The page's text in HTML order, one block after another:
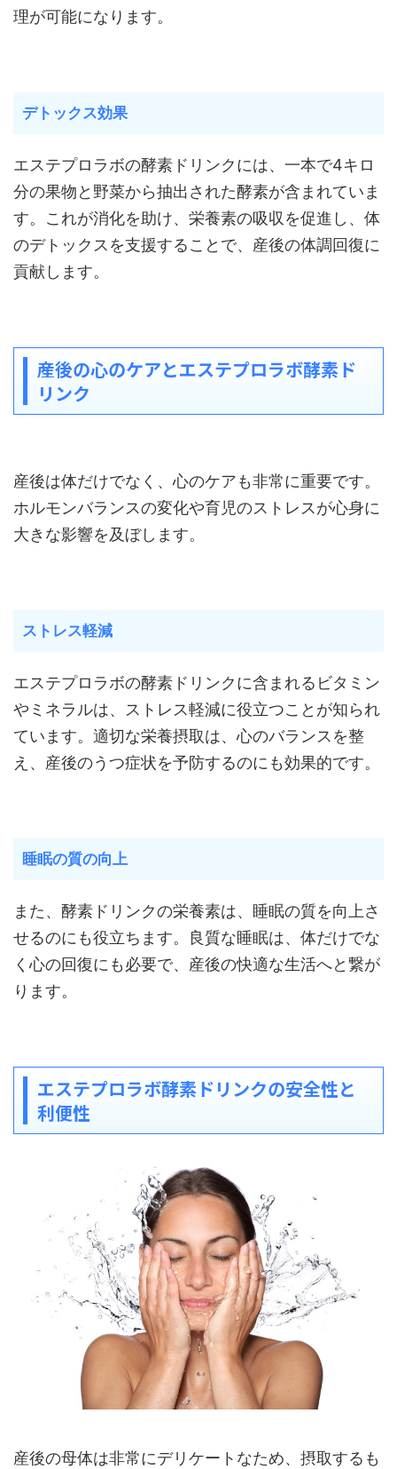
理が可能になります。
デトックス効果
エステプロラボの酵素ドリンクには、一本で4キロ
分の果物と野菜から抽出された酵素が含まれていま
す。これが消化を助け、栄養素の吸収を促進し、体
のデトックスを支援することで、産後の体調回復に
貢献します。
産後の心のケアとエステプロラボ酵素ド
リンク
産後は体だけでなく、心のケアも非常に重要です。
ホルモンバランスの変化や育児のストレスが心身に
大きな影響を及ぼします。
ストレス軽減
エステプロラボの酵素ドリンクに含まれるビタミン
やミネラルは、ストレス軽減に役立つことが知られ
ています。適切な栄養摂取は、心のバランスを整
え、産後のうつ症状を予防するのにも効果的です。
睡眠の質の向上
また、酵素ドリンクの栄養素は、睡眠の質を向上さ
せるのにも役立ちます。良質な睡眠は、体だけでな
く心の回復にも必要で、産後の快適な生活へと繋が
ります。
エステプロラボ酵素ドリンクの安全性と
利便性
産後の母体は非常にデリケートなため、摂取するも